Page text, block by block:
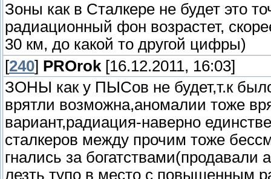
Зоны как в Сталкере не будет это
радиационный фон возрастет,
30 км, до какой то другой цифры)
[240] PROrok [16.12.2011, 16:03]
ЗОНЫ как у ПЫСов не будет,т.к
врятли возможна,аномалии тоже
вариант,радиация-наверно
сталкеров между прочим тоже
гнались за богатствами(продавали
лезть тупо в место с повышенным